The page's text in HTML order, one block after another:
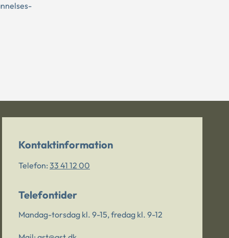
Kontaktinformation
Telefon: 33 41 12 00
Telefontider
Mandag-torsdag kl. 9-15, fredag kl. 9-12